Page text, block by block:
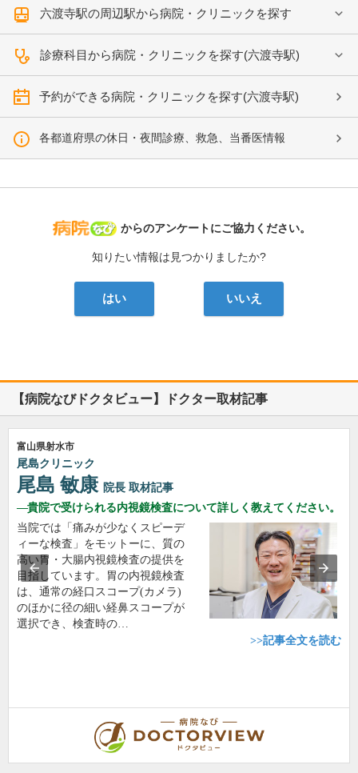
六渡寺駅の周辺駅から病院・クリニックを探す
診療科目から病院・クリニックを探す(六渡寺駅)
予約ができる病院・クリニックを探す(六渡寺駅)
各都道府県の休日・夜間診療、救急、当番医情報
病院なび
からのアンケートにご協力ください。
知りたい情報は見つかりましたか?
はい いいえ
【病院なびドクタビュー】ドクター取材記事
富山県射水市
尾島クリニック
尾島 敏康 院長 取材記事
貴院で受けられる内視鏡検査について詳しく教えてください。
当院では「痛みが少なくスピーデ
ィーな検査」をモットーに、質の
高い胃・大腸内視鏡検査の提供を
目指しています。胃の内視鏡検査
は、通常の経口スコープ(カメラ)
のほかに径の細い経鼻スコープが
選択でき、検査時の…
>>記事全文を読む